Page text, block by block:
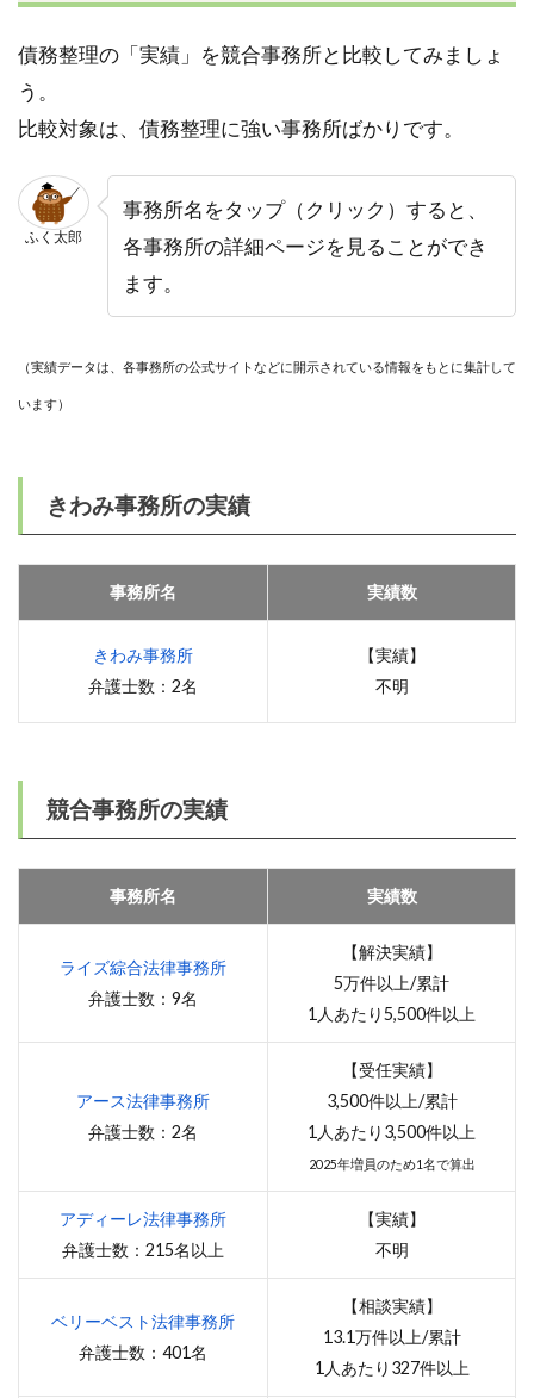
債務整理の「実績」を競合事務所と比較してみましょ
う。
比較対象は、債務整理に強い事務所ばかりです。
ふく太郎
事務所名をタップ（クリック）すると、
各事務所の詳細ページを見ることができ
ます。
（実績データは、各事務所の公式サイトなどに開示されている情報をもとに集計して
います）
きわみ事務所の実績
事務所名 実績数
きわみ事務所
弁護士数：2名
【実績】
不明
競合事務所の実績
事務所名 実績数
ライズ綜合法律事務所
弁護士数：9名
【解決実績】
5万件以上/累計
1人あたり5,500件以上
アース法律事務所
弁護士数：2名
【受任実績】
3,500件以上/累計
1人あたり3,500件以上
2025年増員のため1名で算出
アディーレ法律事務所
弁護士数：215名以上
【実績】
不明
ベリーベスト法律事務所
弁護士数：401名
【相談実績】
13.1万件以上/累計
1人あたり327件以上